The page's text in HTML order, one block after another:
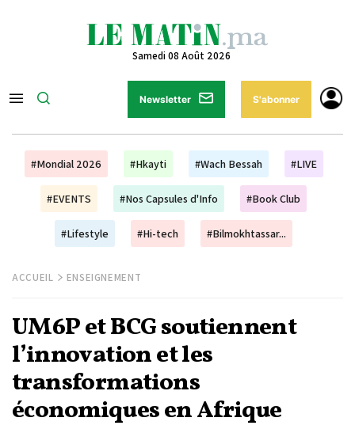
Samedi 08 Août 2026
Newsletter S'abonner
#Mondial 2026 #Hkayti #Wach Bessah #LIVE
#EVENTS #Nos Capsules d'Info #Book Club
#Lifestyle #Hi-tech #Bilmokhtassar...
ACCUEIL ENSEIGNEMENT
UM6P et BCG soutiennent
l’innovation et les
transformations
économiques en Afrique